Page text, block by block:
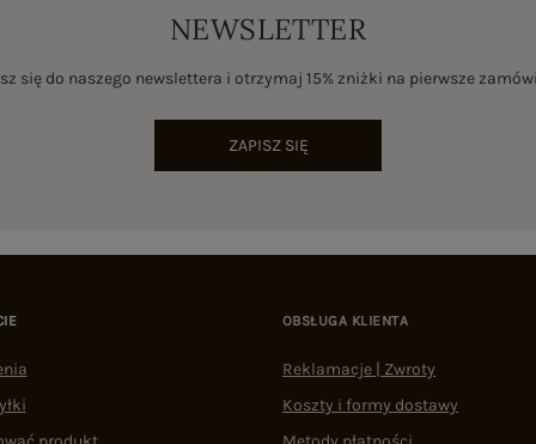
NEWSLETTER
się do naszego newslettera i otrzymaj 15% zniżki na pierwsze
ZAPISZ SIĘ
OBSŁUGA KLIENTA
Reklamacje | Zwroty
Koszty i formy dostawy